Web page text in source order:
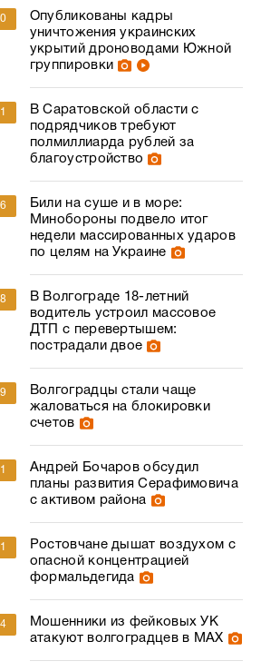
Опубликованы кадры
уничтожения украинских
укрытий дроноводами Южной
группировки
В Саратовской области с
подрядчиков требуют
полмиллиарда рублей за
благоустройство
Били на суше и в море:
Минобороны подвело итог
недели массированных ударов
по целям на Украине
В Волгограде 18-летний
водитель устроил массовое
ДТП с перевертышем:
пострадали двое
Волгоградцы стали чаще
жаловаться на блокировки
счетов
Андрей Бочаров обсудил
планы развития Серафимовича
с активом района
Ростовчане дышат воздухом с
опасной концентрацией
формальдегида
Мошенники из фейковых УК
атакуют волгоградцев в МАХ